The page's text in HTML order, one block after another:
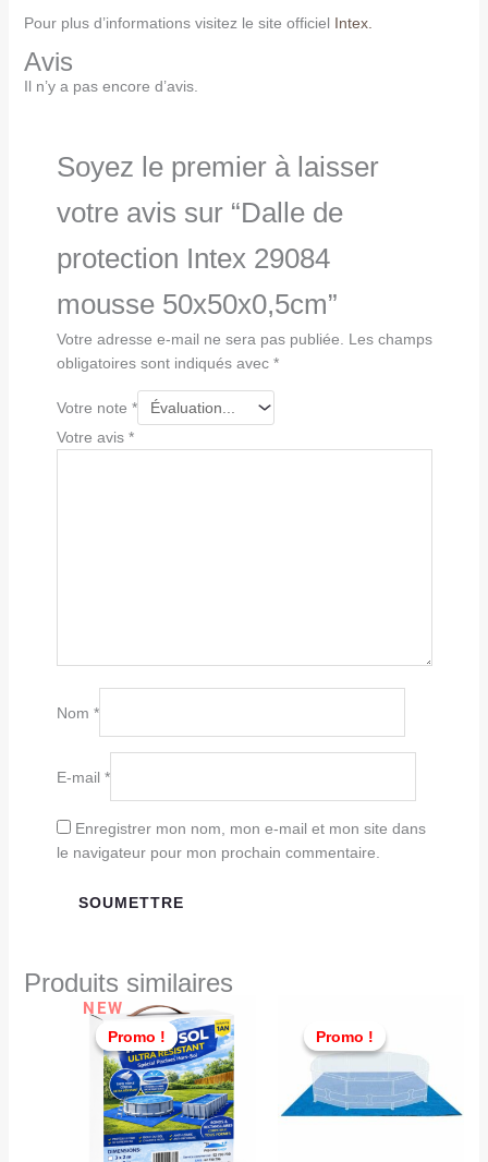
Pour plus d’informations visitez le site officiel Intex.
Avis
Il n’y a pas encore d’avis.
Soyez le premier à laisser
votre avis sur “Dalle de
protection Intex 29084
mousse 50x50x0,5cm”
Votre adresse e-mail ne sera pas publiée.
Les champs
obligatoires sont indiqués avec *
Votre note *
Votre avis *
Nom *
E-mail *
Enregistrer mon nom, mon e-mail et mon site dans
le navigateur pour mon prochain commentaire.
Produits similaires
Promo !
NEW
Promo !
Le
prix
initial
était :
TND
129,000.
Promo !
Promo !initial
était :
TND
129,000.